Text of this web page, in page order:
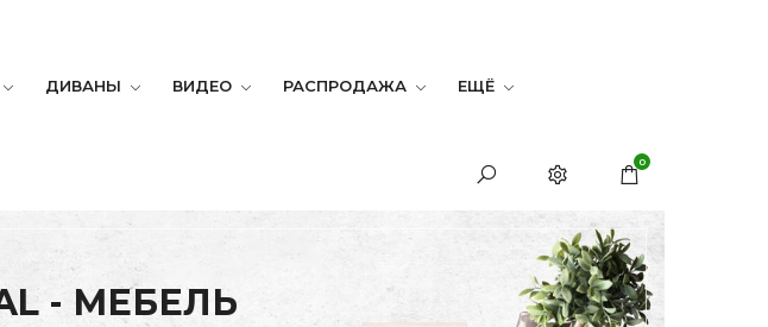
ДИВАНЫ ВИДЕО РАСПРОДАЖА ЕЩЁ
0
- МЕБЕЛЬ